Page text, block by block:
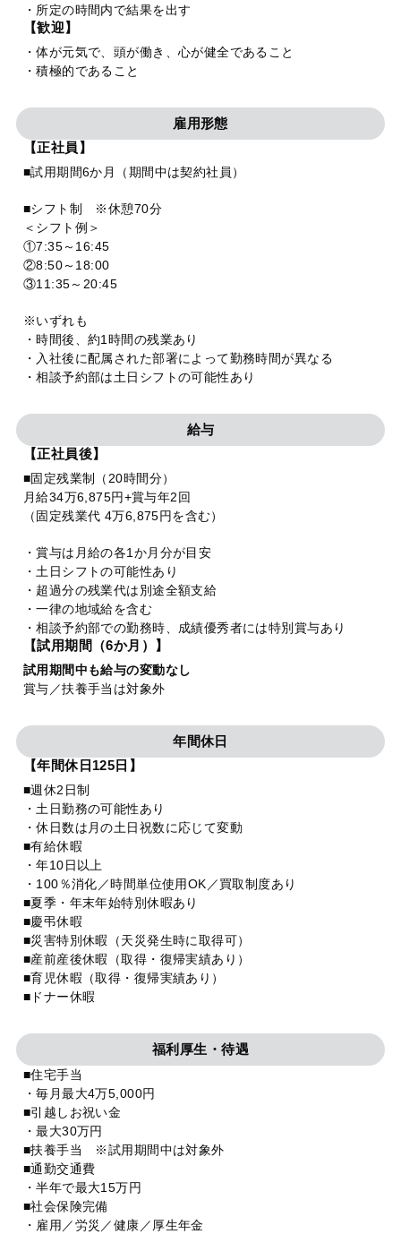
・所定の時間内で結果を出す
【歓迎】
・体が元気で、頭が働き、心が健全であること
・積極的であること
雇用形態
【正社員】
■試用期間6か月（期間中は契約社員）
■シフト制 ※休憩70分
＜シフト例＞
①7:35～16:45
②8:50～18:00
③11:35～20:45
※いずれも
・時間後、約1時間の残業あり
・入社後に配属された部署によって勤務時間が異なる
・相談予約部は土日シフトの可能性あり
給与
【正社員後】
■固定残業制（20時間分）
月給34万6,875円+賞与年2回
（固定残業代 4万6,875円を含む）
・賞与は月給の各1か月分が目安
・土日シフトの可能性あり
・超過分の残業代は別途全額支給
・一律の地域給を含む
・相談予約部での勤務時、成績優秀者には特別賞与あり
【試用期間（6か月）】
試用期間中も給与の変動なし
賞与／扶養手当は対象外
年間休日
【年間休日125日】
■週休2日制
・土日勤務の可能性あり
・休日数は月の土日祝数に応じて変動
■有給休暇
・年10日以上
・100％消化／時間単位使用OK／買取制度あり
■夏季・年末年始特別休暇あり
■慶弔休暇
■災害特別休暇（天災発生時に取得可）
■産前産後休暇（取得・復帰実績あり）
■育児休暇（取得・復帰実績あり）
■ドナー休暇
福利厚生・待遇
■住宅手当
・毎月最大4万5,000円
■引越しお祝い金
・最大30万円
■扶養手当 ※試用期間中は対象外
■通勤交通費
・半年で最大15万円
■社会保険完備
・雇用／労災／健康／厚生年金